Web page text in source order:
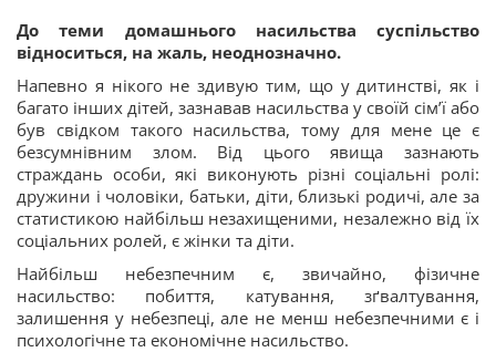
До теми домашнього насильства суспільство
відноситься, на жаль, неоднозначно.
Напевно я нікого не здивую тим, що у дитинстві, як і
багато інших дітей, зазнавав насильства у своїй сім’ї або
був свідком такого насильства, тому для мене це є
безсумнівним злом. Від цього явища зазнають
страждань особи, які виконують різні соціальні ролі:
дружини і чоловіки, батьки, діти, близькі родичі, але за
статистикою найбільш незахищеними, незалежно від їх
соціальних ролей, є жінки та діти.
Найбільш небезпечним є, звичайно, фізичне
насильство: побиття, катування, зґвалтування,
залишення у небезпеці, але не менш небезпечними є і
психологічне та економічне насильство.